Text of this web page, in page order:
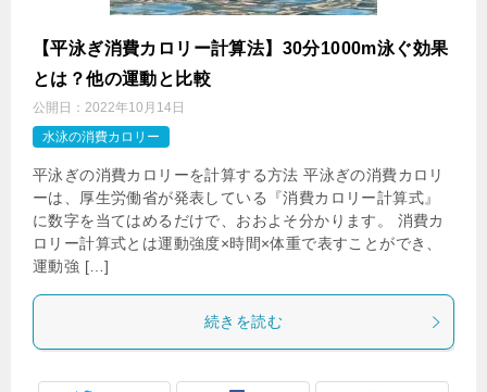
【平泳ぎ消費カロリー計算法】30分1000m泳ぐ効果
とは？他の運動と比較
公開日： 2022年10月14日
水泳の消費カロリー
平泳ぎの消費カロリーを計算する方法 平泳ぎの消費カロリ
ーは、厚生労働省が発表している『消費カロリー計算式』
に数字を当てはめるだけで、おおよそ分かります。 消費カ
ロリー計算式とは運動強度×時間×体重で表すことができ、
運動強 […]
続きを読む